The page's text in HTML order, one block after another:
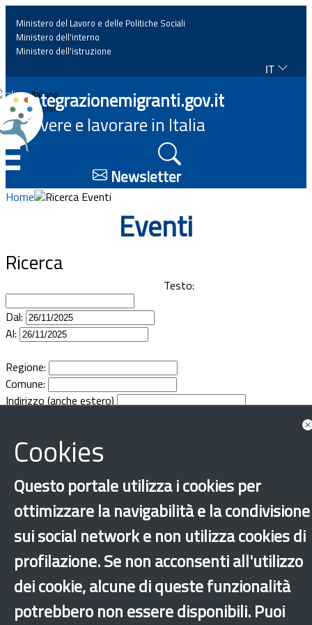
Home
News
Approfondimenti
Progetti
Documenti
Bandi
Guide
Ministero del Lavoro e delle Politiche Sociali
Ministero dell'interno
Ministero dell'istruzione
IT
Italiano
English
Integrazionemigranti.gov.it
Vivere e lavorare in Italia
Newsletter
Home Ricerca Eventi
Eventi
Ricerca
Testo:
Dal:
Al:
Regione:
Comune:
Indirizzo (anche estero)
Cookies
Questo portale utilizza i cookies per
ottimizzare la navigabilità e la condivisione
sui social network e non utilizza cookies di
profilazione. Se non acconsenti all'utilizzo
dei cookie, alcune di queste funzionalità
potrebbero non essere disponibili. Puoi